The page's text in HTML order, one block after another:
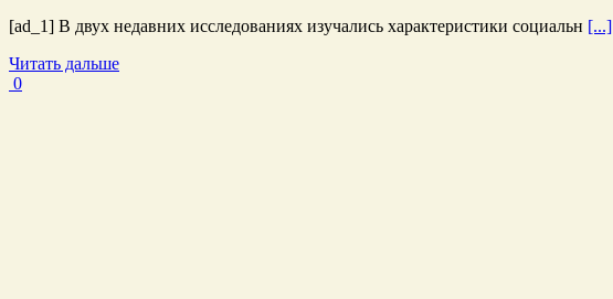
[ad_1] В двух недавних исследованиях изучались характеристики социальн [...]
Читать дальше
0